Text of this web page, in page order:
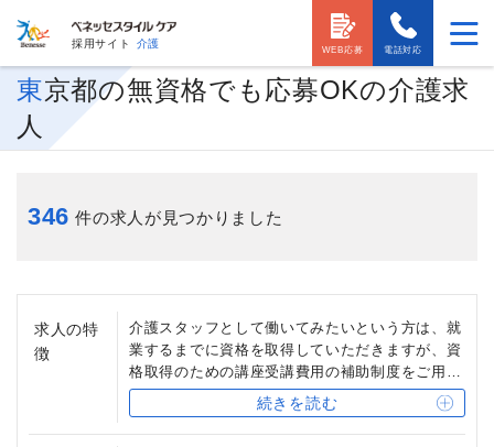
採用サイト 介護
電話対応
WEB応募
東京都の無資格でも応募OKの介護求
人
346 件の求人が見つかりました
求人の特
徴
介護スタッフとして働いてみたいという方は、就
業するまでに資格を取得していただきますが、資
格取得のための講座受講費用の補助制度をご用意
しています。
また、受付事務スタッフや、清掃・洗濯スタッ
フ、用務員など、介護の資格を必要としない職種
続きを読む